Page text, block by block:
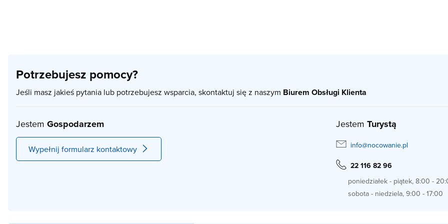
Potrzebujesz pomocy?
Jeśli masz jakieś pytania lub potrzebujesz wsparcia, skontaktuj się z naszym Biurem Obsługi Klienta
Jestem Gospodarzem
Wypełnij formularz kontaktowy
Jestem Turystą
info@nocowanie.pl
22 116 82 96
poniedziałek - piątek, 8:00 -
sobota - niedziela, 9:00 - 17:00